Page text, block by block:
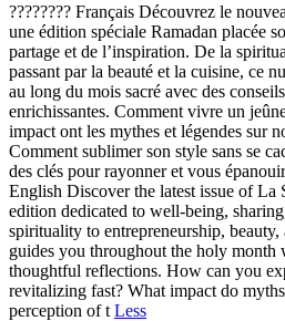
???????? Français Découvrez le
une édition spéciale Ramadan placée
partage et de l’inspiration. De la
passant par la beauté et la cuisine, ce
au long du mois sacré avec des
enrichissantes. Comment vivre un
impact ont les mythes et légendes sur
Comment sublimer son style sans se
des clés pour rayonner et vous
English Discover the latest issue of La
edition dedicated to well-being,
spirituality to entrepreneurship,
guides you throughout the holy month
thoughtful reflections. How can you
revitalizing fast? What impact do
perception of t Less